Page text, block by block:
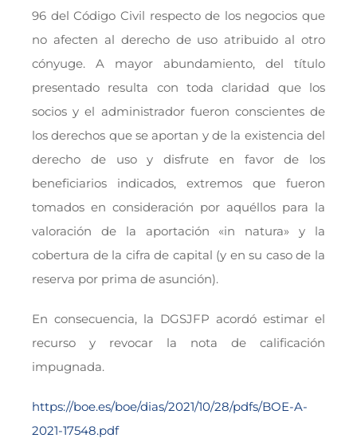
96 del Código Civil respecto de los negocios que
no afecten al derecho de uso atribuido al otro
cónyuge. A mayor abundamiento, del título
presentado resulta con toda claridad que los
socios y el administrador fueron conscientes de
los derechos que se aportan y de la existencia del
derecho de uso y disfrute en favor de los
beneficiarios indicados, extremos que fueron
tomados en consideración por aquéllos para la
valoración de la aportación «in natura» y la
cobertura de la cifra de capital (y en su caso de la
reserva por prima de asunción).
En consecuencia, la DGSJFP acordó estimar el
recurso y revocar la nota de calificación
impugnada.
https://boe.es/boe/dias/2021/10/28/pdfs/BOE-A-
2021-17548.pdf